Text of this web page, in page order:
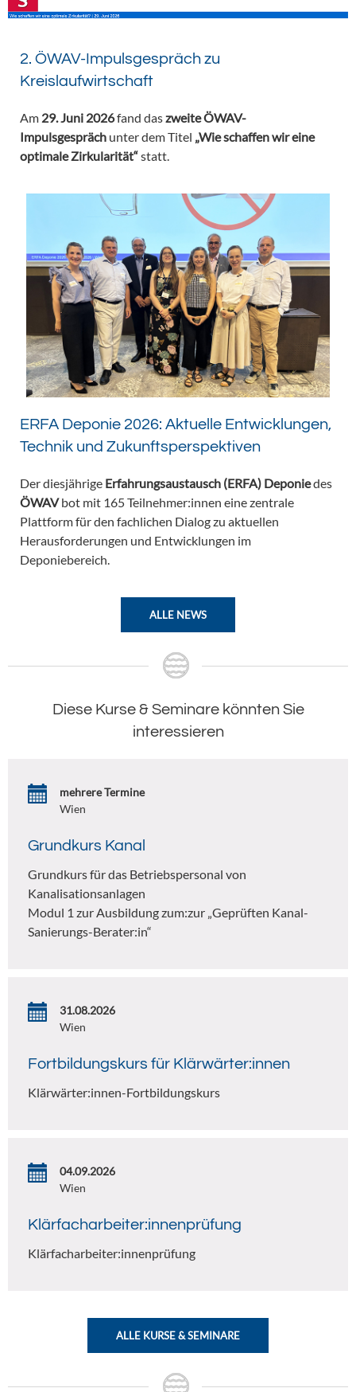
2. ÖWAV-Impulsgespräch zu
Kreislaufwirtschaft
Am 29. Juni 2026fand daszweite ÖWAV-
Impulsgespräch unter dem Titel „Wie schaffen wir eine
optimale Zirkularität“statt.
ERFA Deponie 2026: Aktuelle Entwicklungen,
Technik und Zukunftsperspektiven
Der diesjährige Erfahrungsaustausch (ERFA) Deponiedes
ÖWAVbot mit 165 Teilnehmer:innen eine zentrale
Plattform für den fachlichen Dialog zu aktuellen
Herausforderungen und Entwicklungen im
Deponiebereich.
ALLE NEWS
Diese Kurse & Seminare könnten Sie
interessieren
mehrere Termine
Wien
Grundkurs Kanal
Grundkurs für das Betriebspersonal von
Kanalisationsanlagen
Modul 1 zur Ausbildung zum:zur „Geprüften Kanal-
Sanierungs-Berater:in“
31.08.2026
Wien
Fortbildungskurs für Klärwärter:innen
Klärwärter:innen-Fortbildungskurs
04.09.2026
Wien
Klärfacharbeiter:innenprüfung
Klärfacharbeiter:innenprüfung
ALLE KURSE & SEMINARE